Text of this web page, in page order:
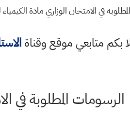
في الامتحان الوزاري مادة
بكم متابعي موقع وقناة
الرسومات المطلوبة في